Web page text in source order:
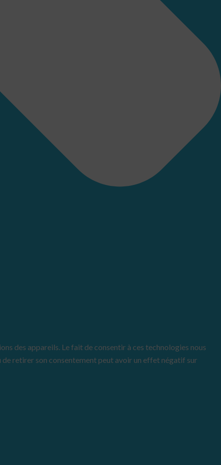
des appareils. Le fait de consentir à ces technologies nous
retirer son consentement peut avoir un effet négatif sur